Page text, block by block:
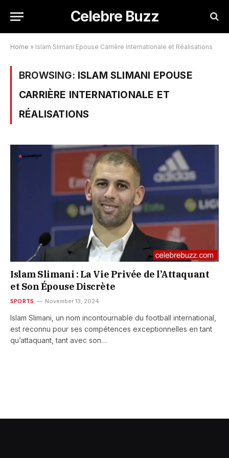
Celebre Buzz
Home » Islam Slimani Epouse Carrière Internationale et Réalisations
BROWSING: ISLAM SLIMANI EPOUSE
CARRIÈRE INTERNATIONALE ET
RÉALISATIONS
Islam Slimani : La Vie Privée de l’Attaquant
et Son Épouse Discrète
SPORTS November 13, 2024
Islam Slimani, un nom incontournable du football international,
est reconnu pour ses compétences exceptionnelles en tant
qu’attaquant, tant avec son…